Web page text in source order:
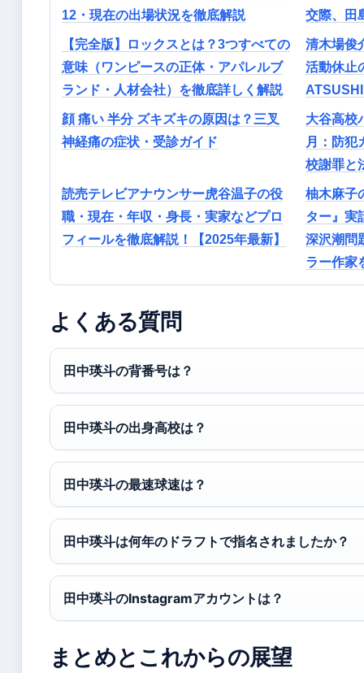
12・現在の出場状況を徹底解説
交際、田
【完全版】ロックスとは？3つすべての
意味（ワンピースの正体・アパレルブ
ランド・人材会社）を徹底詳しく解説
清木場俊
活動休止
顔 痛い 半分 ズキズキの原因は？三叉
神経痛の症状・受診ガイド
大谷高校
月：防犯
校謝罪と
読売テレビアナウンサー虎谷温子の役
職・現在・年収・身長・実家などプロ
フィールを徹底解説！【2025年最新】
柚木麻子
ター』実
深沢潮問
ラー作家
よくある質問
田中瑛斗の背番号は？
田中瑛斗の出身高校は？
田中瑛斗の最速球速は？
田中瑛斗は何年のドラフトで指名されましたか？
田中瑛斗のInstagramアカウントは？
まとめとこれからの展望